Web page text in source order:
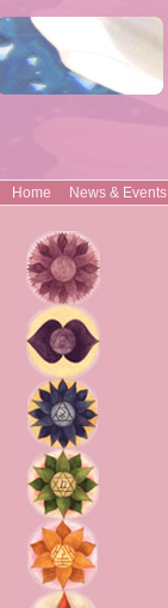
Home News & Events